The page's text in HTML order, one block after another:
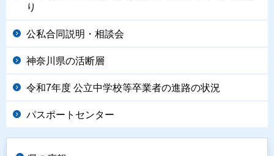
り
公私合同説明・相談会
神奈川県の活断層
令和7年度 公立中学校等卒業者の進路の状況
パスポートセンター